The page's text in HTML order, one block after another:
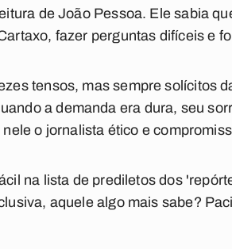
de João Pessoa. Ele sabia
fazer perguntas difíceis e
tensos, mas sempre solícitos
a demanda era dura, seu
o jornalista ético e
na lista de prediletos dos
aquele algo mais sabe?